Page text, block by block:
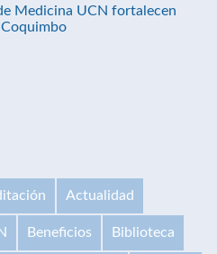
Medicina UCN fortalecen
Coquimbo
Actualidad
Beneficios Biblioteca